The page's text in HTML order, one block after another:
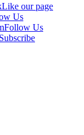
Like our page
Us
Follow Us
Subscribe